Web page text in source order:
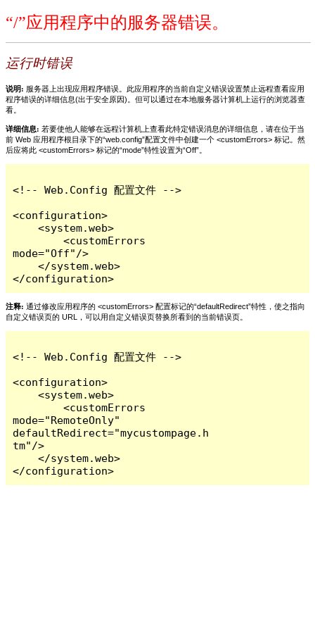
“/”应用程序中的服务器错误。
运行时错误
说明: 服务器上出现应用程序错误。此应用程序的当前自定义错误设置禁止远程查看应用
程序错误的详细信息(出于安全原因)。但可以通过在本地服务器计算机上运行的浏览器查
看。
详细信息: 若要使他人能够在远程计算机上查看此特定错误消息的详细信息，请在位于当
前 Web 应用程序根目录下的“web.config”配置文件中创建一个 <customErrors> 标记。然
后应将此 <customErrors> 标记的“mode”特性设置为“Off”。
<!-- Web.Config 配置文件 -->
<configuration>
    <system.web>
        <customErrors
mode="Off"/>
    </system.web>
</configuration>
注释: 通过修改应用程序的 <customErrors> 配置标记的“defaultRedirect”特性，使之指向
自定义错误页的 URL，可以用自定义错误页替换所看到的当前错误页。
<!-- Web.Config 配置文件 -->
<configuration>
    <system.web>
        <customErrors
mode="RemoteOnly"
defaultRedirect="mycustompage.h
tm"/>
    </system.web>
</configuration>